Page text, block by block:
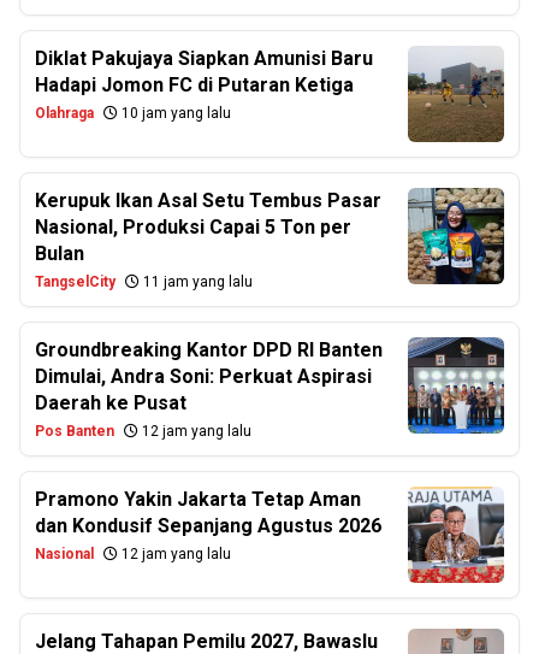
Diklat Pakujaya Siapkan Amunisi Baru
Hadapi Jomon FC di Putaran Ketiga
Olahraga 10 jam yang lalu
Kerupuk Ikan Asal Setu Tembus Pasar
Nasional, Produksi Capai 5 Ton per
Bulan
TangselCity 11 jam yang lalu
Groundbreaking Kantor DPD RI Banten
Dimulai, Andra Soni: Perkuat Aspirasi
Daerah ke Pusat
Pos Banten 12 jam yang lalu
Pramono Yakin Jakarta Tetap Aman
dan Kondusif Sepanjang Agustus 2026
Nasional 12 jam yang lalu
Jelang Tahapan Pemilu 2027, Bawaslu